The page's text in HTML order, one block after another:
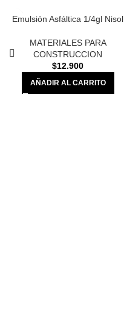
Correo electrónico *
Emulsión Asfáltica 1/4gl Nisol
MATERIALES PARA
CONSTRUCCION
$12.900
AÑADIR AL CARRITO